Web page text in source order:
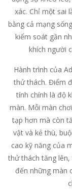
xác. Chỉ một sai
bằng cả mạng
kiểm soát gần
khích người
Hành trình của
thử thách. Điểm
tính chính là độ
màn. Mỗi màn
tạp hơn mà còn
vật và kẻ thù,
cao kỹ năng của
thử thách tăng
đến những màn